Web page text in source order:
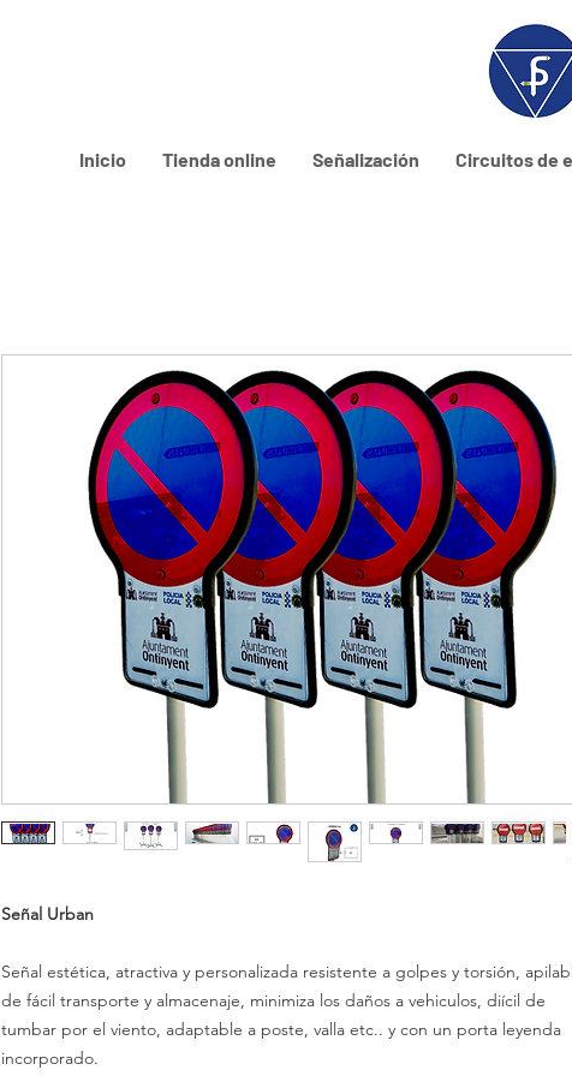
Inicio Tienda online Señalización Circuitos de
Señal Urban
Señal estética, atractiva y personalizada resistente a golpes y torsión,
de fácil transporte y almacenaje, minimiza los daños a vehiculos, diícil de
tumbar por el viento, adaptable a poste, valla etc.. y con un porta leyenda
incorporado.